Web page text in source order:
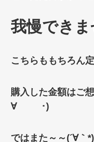
我慢でき
こちらももちろん
購入した金額は
∀ ･)
ではまた～～(´∀｀